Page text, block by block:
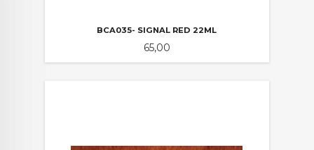
BCA035- SIGNAL RED 22ML
Pris
65,00